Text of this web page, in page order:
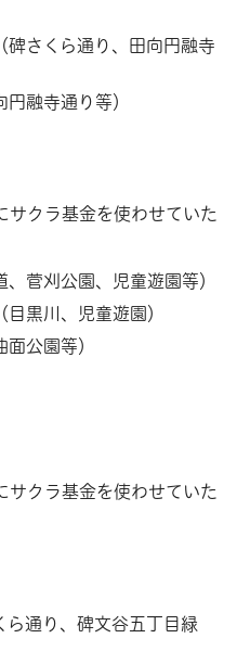
碑さくら通り、田向円融寺
融寺通り等）
サクラ基金を使わせていた
菅刈公園、児童遊園等）
黒川、児童遊園）
公園等）
サクラ基金を使わせていた
ら通り、碑文谷五丁目緑